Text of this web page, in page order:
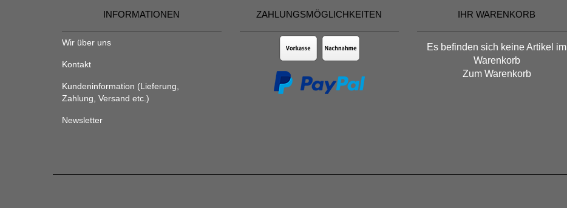
INFORMATIONEN
Wir über uns
Kontakt
Kundeninformation (Lieferung,
Zahlung, Versand etc.)
Newsletter
ZAHLUNGSMÖGLICHKEITEN IHR WARENKORB
Es befinden sich keine Artikel im
Warenkorb
Zum Warenkorb